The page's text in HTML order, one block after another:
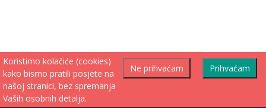
Prihvaćam
Ne prihvaćam
Koristimo kolačiće (cookies)
kako bismo pratili posjete na
našoj stranici, bez spremanja
Vaših osobnih detalja.